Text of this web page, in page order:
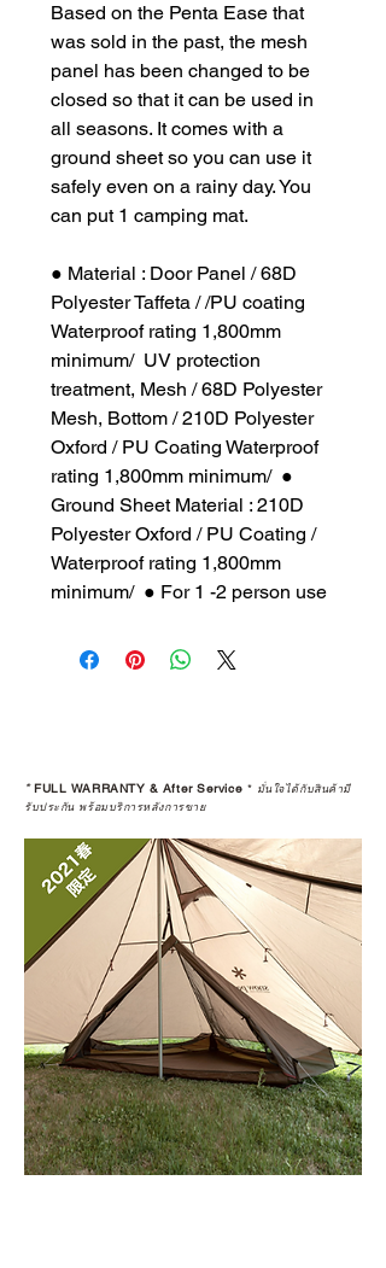
Based on the Penta Ease that
was sold in the past, the mesh
panel has been changed to be
closed so that it can be used in
all seasons. It comes with a
ground sheet so you can use it
safely even on a rainy day. You
can put 1 camping mat.
● Material : Door Panel / 68D
Polyester Taffeta / /PU coating
Waterproof rating 1,800mm
minimum/ UV protection
treatment, Mesh / 68D Polyester
Mesh, Bottom / 210D Polyester
Oxford / PU Coating Waterproof
rating 1,800mm minimum/ ●
Ground Sheet Material : 210D
Polyester Oxford / PU Coating /
Waterproof rating 1,800mm
minimum/ ● For 1 -2 person use
*FULL WARRANTY & After Service * มั่นใจได้กับสินค้ามี
รับประกัน พร้อมบริการหลังการขาย